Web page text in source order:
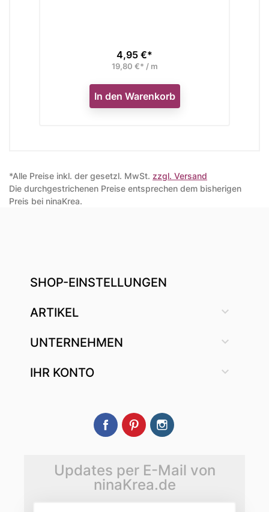
Preis
4,95 €*
19,80 €* / m
In den Warenkorb
*Alle Preise inkl. der gesetzl. MwSt. zzgl. Versand
Die durchgestrichenen Preise entsprechen dem bisherigen
Preis bei ninaKrea.
SHOP-EINSTELLUNGEN
ARTIKEL 
UNTERNEHMEN 
IHR KONTO 
FacebookPinterest
Updates per E-Mail von
ninaKrea.de